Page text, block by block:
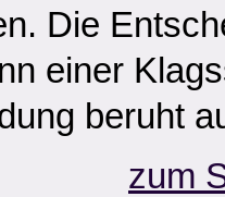
Die
einer
beruht
zum